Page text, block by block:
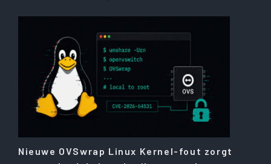
Nieuwe OVSwrap Linux Kernel-fout zorgt